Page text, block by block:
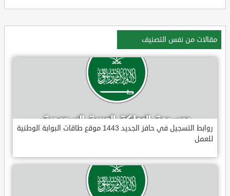
مقالات من نفس التصنيف
روابط التسجيل في حافز الجديد 1443 موقع طاقات البوابة الوطنية
للعمل